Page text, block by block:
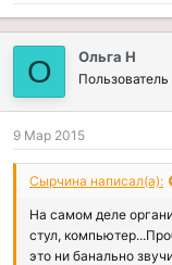
О Ольга Н
Пользователь
9 Мар 2015
Сырчина написал(а):
На самом деле
стул,
это ни банально